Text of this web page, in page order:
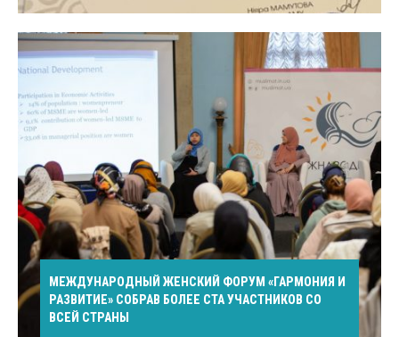
МЕЖДУНАРОДНЫЙ ЖЕНСКИЙ ФОРУМ «ГАРМОНИЯ И
РАЗВИТИЕ» СОБРАВ БОЛЕЕ СТА УЧАСТНИКОВ СО
ВСЕЙ СТРАНЫ